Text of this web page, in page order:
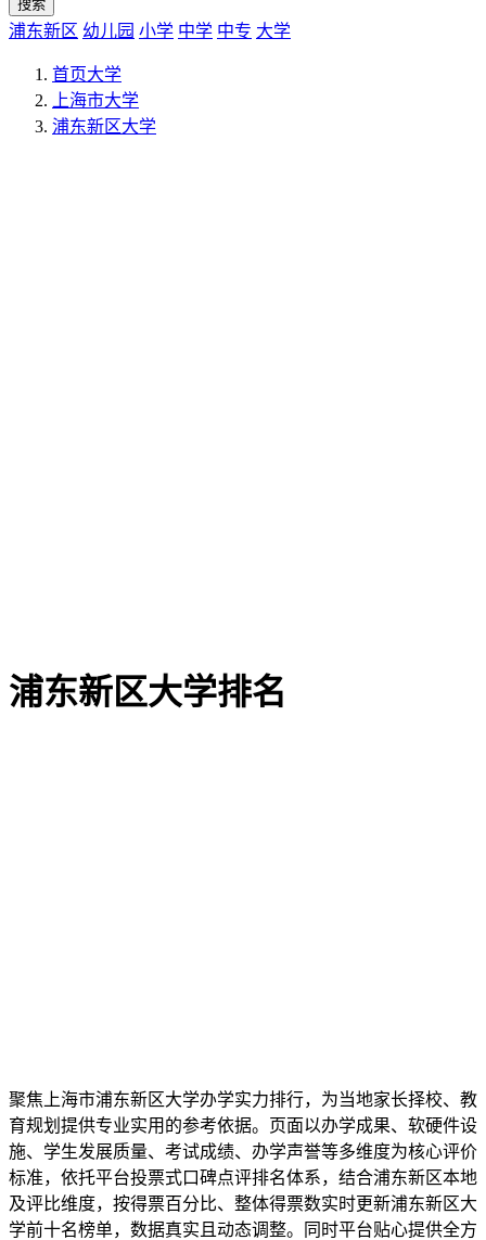
搜索
浦东新区 幼儿园 小学 中学 中专 大学
首页大学
上海市大学
浦东新区大学
浦东新区大学排名
聚焦上海市浦东新区大学办学实力排行，为当地家长择校、教
育规划提供专业实用的参考依据。页面以办学成果、软硬件设
施、学生发展质量、考试成绩、办学声誉等多维度为核心评价
标准，依托平台投票式口碑点评排名体系，结合浦东新区本地
及评比维度，按得票百分比、整体得票数实时更新浦东新区大
学前十名榜单，数据真实且动态调整。同时平台贴心提供全方